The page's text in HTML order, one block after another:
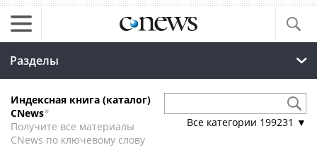
Разделы
Индексная книга (каталог)
CNews*
Получите все материалы
CNews по ключевому слову
Все категории 199231 ▼